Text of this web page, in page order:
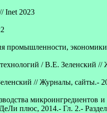
Inet 2023
/ В.Е. Зеленский
// Журналы, сайты.-
плюс, 2014.- Гл. 2.-